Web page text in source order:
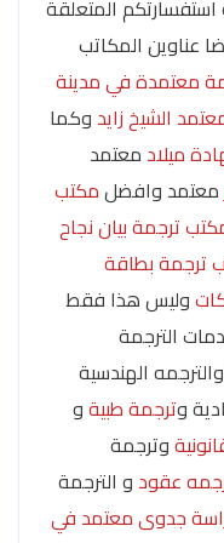
المتعلقة
عناوين المكاتب
معتمدة في مدينة
الشيخ زايد وكما
ميلاد معتمد
معتمد وافضلمكتب
ترجمة بيان نجاح
ترجمة بطاقة
وليس هذا فقط
الترجمة
الهندسية
وترجمة طبيةو
وترجمة
عقود و الترجمة
جدوى معتمد في